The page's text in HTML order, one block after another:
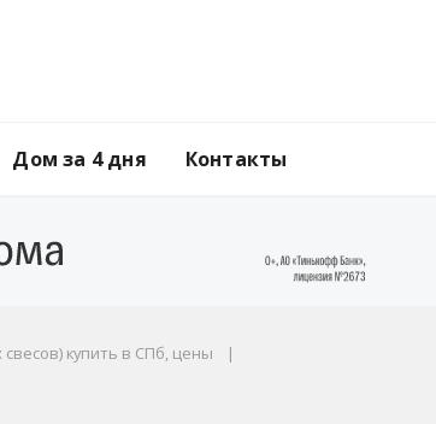
Дом за 4 дня Контакты
купить в СПб, цены